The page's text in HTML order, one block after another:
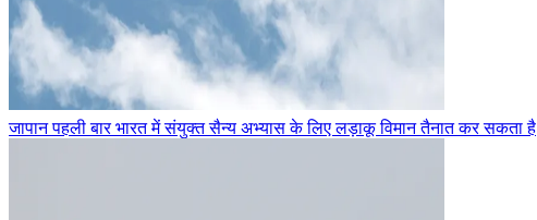
जापान पहली बार भारत में संयुक्त सैन्य अभ्यास के लिए लड़ाकू विमान तैनात कर सकता है